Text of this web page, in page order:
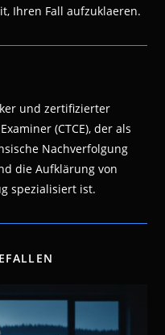
Ihren Fall aufzuklaeren.
und zertifizierter
(CTCE), der als
Nachverfolgung
die Aufklärung von
spezialisiert ist.